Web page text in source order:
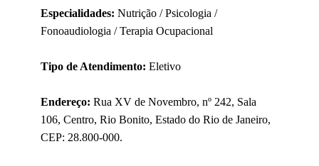
Especialidades: Nutrição / Psicologia /
Fonoaudiologia / Terapia Ocupacional
Tipo de Atendimento: Eletivo
Endereço: Rua XV de Novembro, nº 242, Sala
106, Centro, Rio Bonito, Estado do Rio de Janeiro,
CEP: 28.800-000.